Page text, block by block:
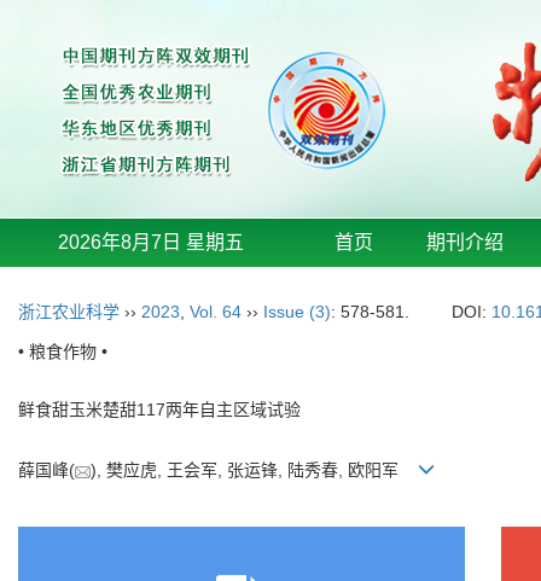
2026年8月7日 星期五 首页 期刊介绍
浙江农业科学 ›› 2023 Vol. 64 ›› Issue (3): 578-581. DOI:
• 粮食作物 •
鲜食甜玉米楚甜117两年自主区域试验
薛国峰( ), 樊应虎, 王会军, 张运锋, 陆秀春, 欧阳军